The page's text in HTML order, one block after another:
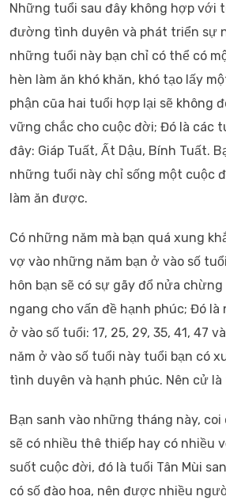
Những tuổi sau đây không hợp với
đường tình duyên và phát triển sự
những tuổi này bạn chỉ có thể có
hèn làm ăn khó khăn, khó tạo lấy
phận cũa hai tuổi hợp lại sẽ không
vững chắc cho cuộc đời; Đó là các
đây: Giáp Tuất, Ất Dậu, Bính Tuất.
những tuổi này chỉ sống một cuộc
làm ăn được.
Có những năm mà bạn quá xung
vợ vào những năm bạn ở vào số
hôn bạn sẽ có sự gãy đổ nửa
ngang cho vấn đề hạnh phúc; Đó là
ở vào số tuổi: 17, 25, 29, 35, 41, 47
năm ở vào số tuổi này tuổi bạn có
tình duyên và hạnh phúc. Nên cử
Bạn sanh vào những tháng này,
sẽ có nhiều thê thiếp hay có nhiều
suốt cuộc đời, đó là tuổi Tân Mùi
có số đào hoa, nên được nhiều